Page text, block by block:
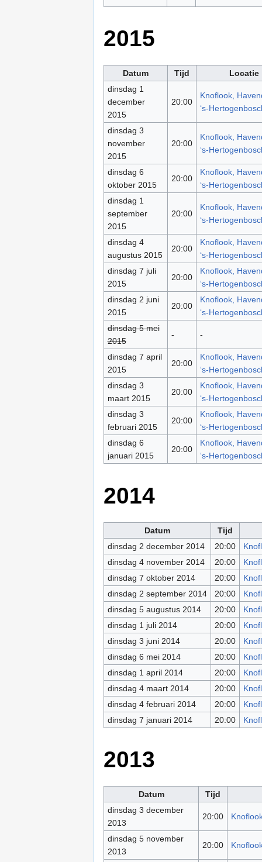
2015
Datum Tijd
Locatie
dinsdag 1
december
2015
20:00
Knoflook,
‘s-
dinsdag 3
november
2015
20:00
Knoflook,
‘s-
dinsdag 6
oktober 2015
20:00
Knoflook,
‘s-
dinsdag 1
september
2015
20:00
Knoflook,
‘s-
dinsdag 4
augustus 2015
20:00
Knoflook,
‘s-
dinsdag 7 juli
2015
20:00
Knoflook,
‘s-
dinsdag 2 juni
2015
20:00
Knoflook,
‘s-
dinsdag 5 mei
2015
- -
dinsdag 7 april
2015
20:00
Knoflook,
‘s-
dinsdag 3
maart 2015
20:00
Knoflook,
‘s-
dinsdag 3
februari 2015
20:00
Knoflook,
‘s-
dinsdag 6
januari 2015
20:00
Knoflook,
‘s-
2014
Datum
Tijd
dinsdag 2 december 2014
20:00
dinsdag 4 november 2014
20:00
dinsdag 7 oktober 2014
20:00
dinsdag 2 september 2014
20:00
dinsdag 5 augustus 2014
20:00
dinsdag 1 juli 2014
20:00
dinsdag 3 juni 2014
20:00
dinsdag 6 mei 2014
20:00
dinsdag 1 april 2014
20:00
dinsdag 4 maart 2014
20:00
dinsdag 4 februari 2014
20:00
dinsdag 7 januari 2014
20:00
2013
Datum
Tijd
dinsdag 3 december
2013
20:00
dinsdag 5 november
2013
20:00